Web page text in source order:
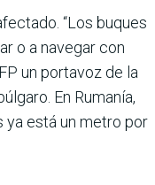
“Los buques
o a navegar con
un portavoz de la
En Rumanía,
ya está un metro por